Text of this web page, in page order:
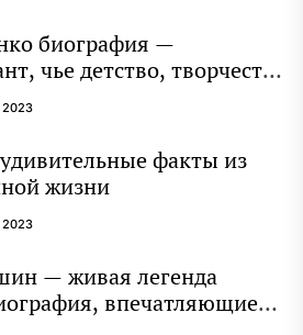
биография —
чье детство, творчество
продолжают
2023
факты из
жизни
2023
— живая легенда
впечатляющие
личная жизнь